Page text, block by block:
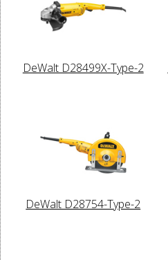
DeWalt D28499X-Type-2
DeWalt D28754-Type-2